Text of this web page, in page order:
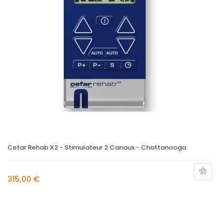
Cefar Rehab X2 - Stimulateur 2 Canaux - Chattanooga
315,00 €